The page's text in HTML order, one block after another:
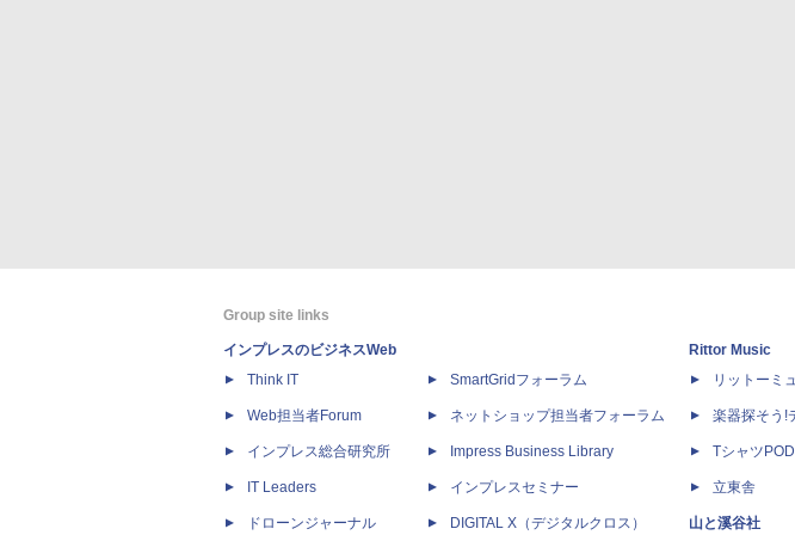
Group site links
インプレスのビジネスWeb
Think IT
Web担当者Forum
インプレス総合研究所
IT Leaders
ドローンジャーナル
SmartGridフォーラム
ネットショップ担当者フォーラム
Impress Business Library
インプレスセミナー
DIGITAL X（デジタルクロス）
Rittor Music
リットーミ
楽器探そう!
Tシャツ
立東舎
山と溪谷社